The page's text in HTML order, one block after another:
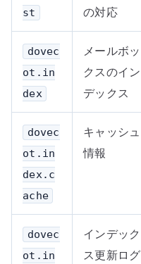
st
の対応
dovec
ot.in
dex
メールボッ
クスのイン
デックス
dovec
ot.in
dex.c
ache
キャッシュ
情報
dovec
ot.in
インデック
ス更新ログ